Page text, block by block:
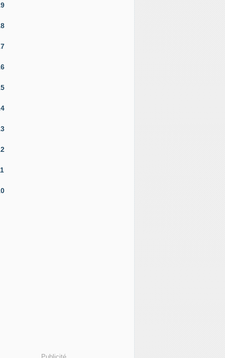
Publicité